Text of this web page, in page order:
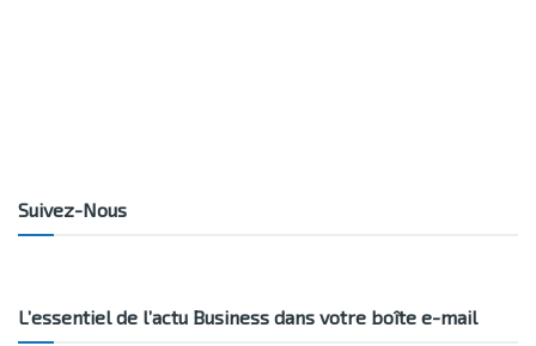
Suivez-Nous
L’essentiel de l’actu Business dans votre boîte e-mail